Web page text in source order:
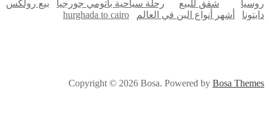
شقق للبيع رحلة سياحية باتومي جورجيا
بيع رولكس
أشهر أنواع البن في العالم hurghada to cairo
Copyright © 2026 Bosa. Powered byBosa